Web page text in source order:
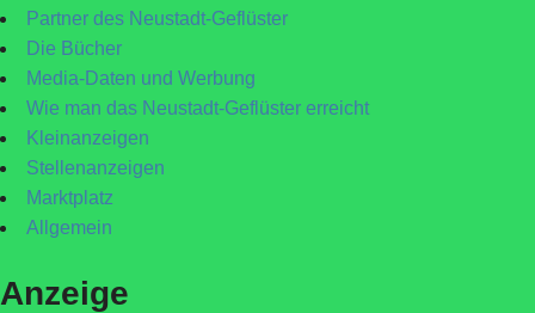
Partner des Neustadt-Geflüster
Die Bücher
Media-Daten und Werbung
Wie man das Neustadt-Geflüster erreicht
Kleinanzeigen
Stellenanzeigen
Marktplatz
Allgemein
Anzeige